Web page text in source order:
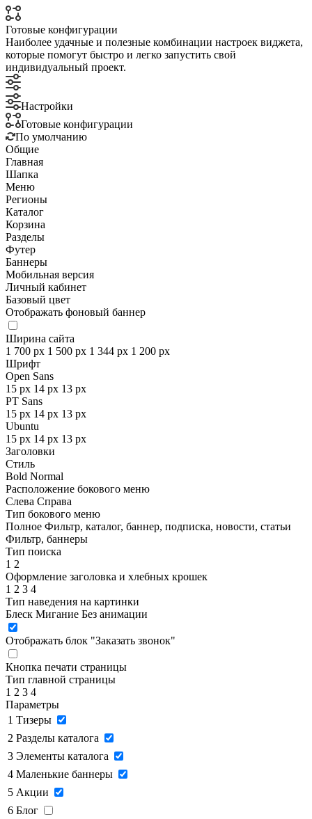
Готовые конфигурации
Наиболее удачные и полезные комбинации настроек виджета,
которые помогут быстро и легко запустить свой
индивидуальный проект.
Настройки
Готовые конфигурации
По умолчанию
Общие
Главная
Шапка
Меню
Регионы
Каталог
Корзина
Разделы
Футер
Баннеры
Мобильная версия
Личный кабинет
Базовый цвет
Отображать фоновый баннер
Ширина сайта
1 700 px 1 500 px 1 344 px 1 200 px
Шрифт
Open Sans
15 px 14 px 13 px
PT Sans
15 px 14 px 13 px
Ubuntu
15 px 14 px 13 px
Заголовки
Стиль
Bold Normal
Расположение бокового меню
Слева Справа
Тип бокового меню
Полное Фильтр, каталог, баннер, подписка, новости, статьи
Фильтр, баннеры
Тип поиска
1 2
Оформление заголовка и хлебных крошек
1 2 3 4
Тип наведения на картинки
Блеск Мигание Без анимации
Отображать блок "Заказать звонок"
Кнопка печати страницы
Тип главной страницы
1 2 3 4
Параметры
1 Тизеры
2 Разделы каталога
3 Элементы каталога
4 Маленькие баннеры
5 Акции
6 Блог